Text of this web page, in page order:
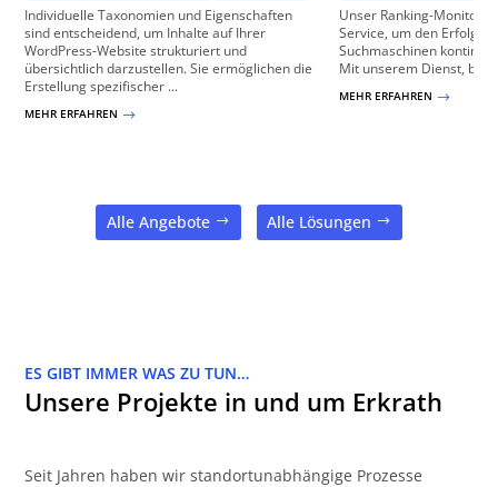
Individuelle Taxonomien und Eigenschaften
sind entscheidend, um Inhalte auf Ihrer
WordPress-Website strukturiert und
übersichtlich darzustellen. Sie ermöglichen die
Erstellung spezifischer ...
MEHR ERFAHREN $
Unser Ranking-
Service, um den Erfolg
Suchmaschinen
Mit unserem Dienst,
MEHR ERFAHREN $
Alle Angebote Alle Lösungen
ES GIBT IMMER WAS ZU TUN…
Unsere Projekte in und um Erkrath
Seit Jahren haben wir standortunabhängige Prozesse